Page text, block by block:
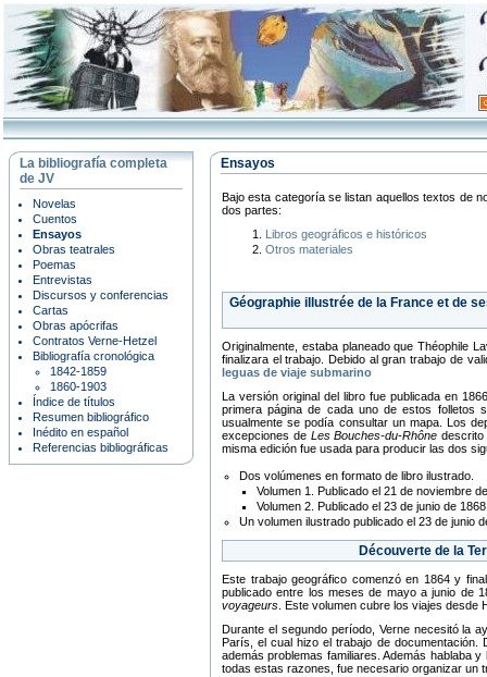
La bibliografía completa
de JV
Novelas
Cuentos
Ensayos
Obras teatrales
Poemas
Entrevistas
Discursos y conferencias
Cartas
Obras apócrifas
Contratos Verne-Hetzel
Bibliografía cronológica
1842-1859
1860-1903
Índice de títulos
Resumen bibliográfico
Inédito en español
Referencias bibliográficas
Ensayos
Bajo esta categoría se listan aquellos textos de
dos partes:
Libros geográficos e históricos
Otros materiales
Géographie illustrée de la France et de
Originalmente, estaba planeado que Théophile
finalizara el trabajo. Debido al gran trabajo de
leguas de viaje submarino
La versión original del libro fue publicada en
primera página de cada uno de estos folletos
usualmente se podía consultar un mapa. Los
excepciones de Les Bouches-du-Rhône
misma edición fue usada para producir las dos
Dos volúmenes en formato de libro ilustrado.
Volumen 1. Publicado el 21 de noviembre
Volumen 2. Publicado el 23 de junio de
Un volumen ilustrado publicado el 23 de junio
Découverte de la
Este trabajo geográfico comenzó en 1864 y
publicado entre los meses de mayo a junio de
voyageurs . Este volumen cubre los viajes desde
Durante el segundo período, Verne necesitó la
París, el cual hizo el trabajo de
además problemas familiares. Además hablaba
todas estas razones, fue necesario organizar un